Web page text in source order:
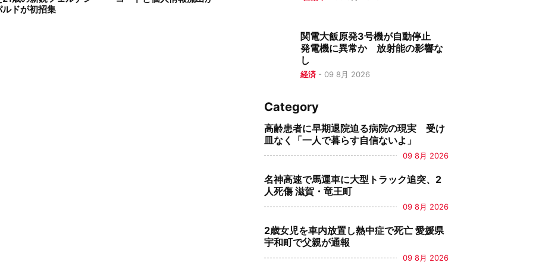
ドが初招集
関電大飯原発3号機が自動停止
発電機に異常か 放射能の影響な
し
経済- 09 8月 2026
Category
高齢患者に早期退院迫る病院の現実 受け
皿なく「一人で暮らす自信ないよ」
09 8月 2026
名神高速で馬運車に大型トラック追突、2
人死傷 滋賀・竜王町
09 8月 2026
2歳女児を車内放置し熱中症で死亡 愛媛県
宇和町で父親が通報
09 8月 2026